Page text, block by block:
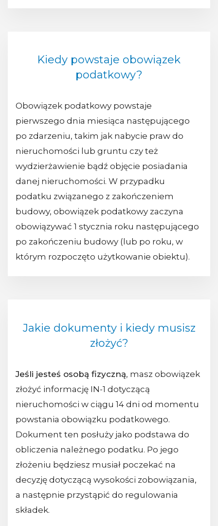
Kiedy powstaje obowiązek
podatkowy?
Obowiązek podatkowy powstaje
pierwszego dnia miesiąca następującego
po zdarzeniu, takim jak nabycie praw do
nieruchomości lub gruntu czy też
wydzierżawienie bądź objęcie posiadania
danej nieruchomości. W przypadku
podatku związanego z zakończeniem
budowy, obowiązek podatkowy zaczyna
obowiązywać 1 stycznia roku następującego
po zakończeniu budowy (lub po roku, w
którym rozpoczęto użytkowanie obiektu).
Jakie dokumenty i kiedy musisz
złożyć?
Jeśli jesteś osobą fizyczną, masz obowiązek
złożyć informację IN-1 dotyczącą
nieruchomości w ciągu 14 dni od momentu
powstania obowiązku podatkowego.
Dokument ten posłuży jako podstawa do
obliczenia należnego podatku. Po jego
złożeniu będziesz musiał poczekać na
decyzję dotyczącą wysokości zobowiązania,
a następnie przystąpić do regulowania
składek.